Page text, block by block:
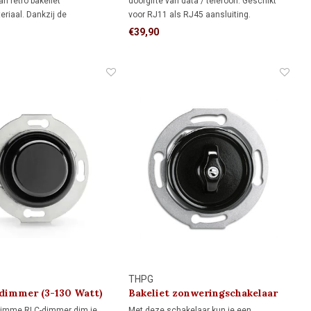
Dankzij de
vorm biedt het meer
voor RJ11 als RJ45 aansluiting.
€39,90
(3-130 Watt)
THPG
Bakeliet zonweringschakelaar
1930